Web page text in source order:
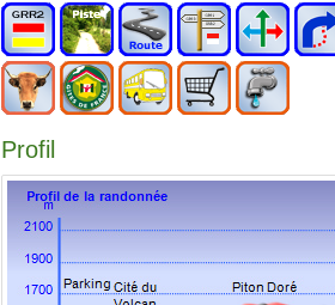
Profil